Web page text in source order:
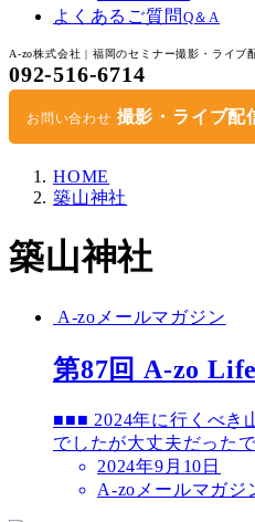
よくあるご質問 Q＆A
A-zo株式会社 | 福岡のセミナー撮影・ライブ
092-516-6714
お問い合わせ 撮影・ライブ配
HOME
築山神社
築山神社
A-zoメールマガジン
第87回 A-zo
■■■ 2024年に行くべき
でしたが大丈夫だった
2024年9月10日
A-zoメールマガジ